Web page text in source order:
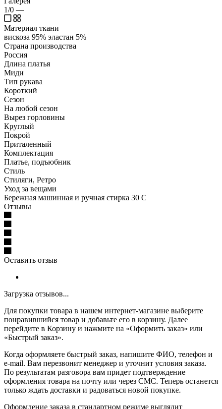
1/0 —
Материал ткани
вискоза 95% эластан 5%
Страна производства
Россия
Длина платья
Миди
Тип рукава
Короткий
Сезон
На любой сезон
Вырез горловины
Круглый
Покрой
Приталенный
Комплектация
Платье, подъюбник
Стиль
Стиляги, Ретро
Уход за вещами
Бережная машинная и ручная стирка 30 С
Отзывы
Оставить отзыв
Загрузка отзывов...
Для покупки товара в нашем интернет-магазине выберите
понравившийся товар и добавьте его в корзину. Далее
перейдите в Корзину и нажмите на «Оформить заказ» или
«Быстрый заказ».
Когда оформляете быстрый заказ, напишите ФИО, телефон и
e-mail. Вам перезвонит менеджер и уточнит условия заказа.
По результатам разговора вам придет подтверждение
оформления товара на почту или через СМС. Теперь останется
только ждать доставки и радоваться новой покупке.
Оформление заказа в стандартном режиме выглядит